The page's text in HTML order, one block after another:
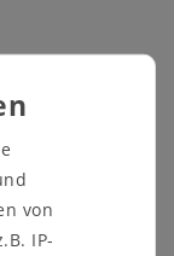
von
IP-